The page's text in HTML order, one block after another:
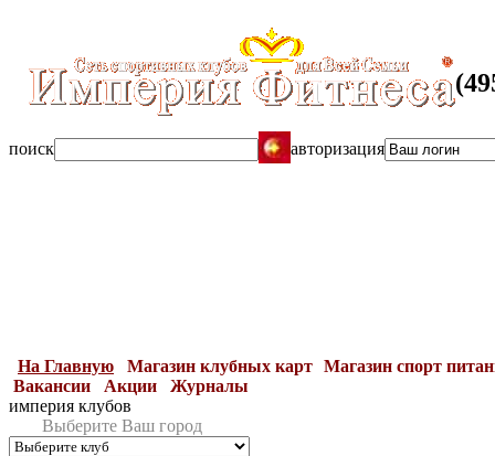
поиск авторизация
На Главную Магазин клубных карт Магазин спорт
Вакансии
Акции
Журналы
империя клубов
Выберите Ваш город